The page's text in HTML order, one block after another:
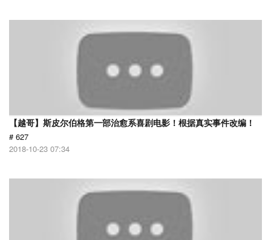
【越哥】斯皮尔伯格第一部治愈系喜剧电影！根据真实事件改编！
# 627
2018-10-23 07:34